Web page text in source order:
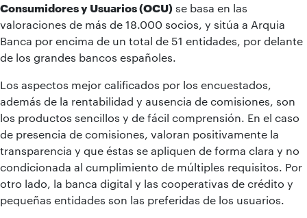
Consumidores y Usuarios (OCU) se basa en las
valoraciones de más de 18.000 socios, y sitúa a Arquia
Banca por encima de un total de 51 entidades, por delante
de los grandes bancos españoles.
Los aspectos mejor calificados por los encuestados,
además de la rentabilidad y ausencia de comisiones, son
los productos sencillos y de fácil comprensión. En el caso
de presencia de comisiones, valoran positivamente la
transparencia y que éstas se apliquen de forma clara y no
condicionada al cumplimiento de múltiples requisitos. Por
otro lado, la banca digital y las cooperativas de crédito y
pequeñas entidades son las preferidas de los usuarios.